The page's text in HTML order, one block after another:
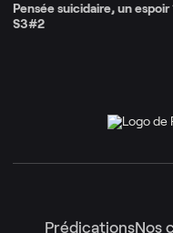
Pensée suicidaire, un espoir
S3#2
PrédicationsNos